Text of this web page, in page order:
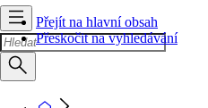
Přejít na hlavní obsah
Přeskočit na vyhledávání